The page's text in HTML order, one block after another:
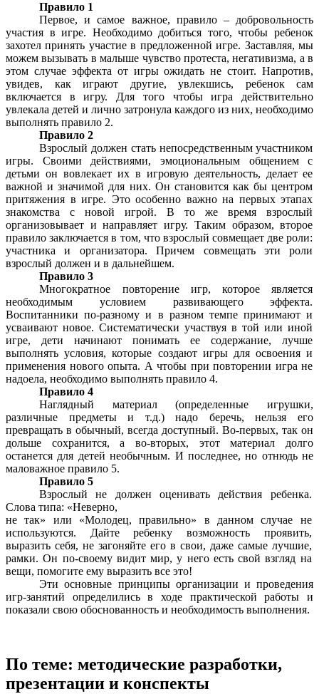
Правило 1
Первое, и самое важное, правило – добровольность
участия в игре. Необходимо добиться того, чтобы ребенок
захотел принять участие в предложенной игре. Заставляя, мы
можем вызывать в малыше чувство протеста, негативизма, а в
этом случае эффекта от игры ожидать не стоит. Напротив,
увидев, как играют другие, увлекшись, ребенок сам
включается в игру. Для того чтобы игра действительно
увлекала детей и лично затронула каждого из них, необходимо
выполнять правило 2.
Правило 2
Взрослый должен стать непосредственным участником
игры. Своими действиями, эмоциональным общением с
детьми он вовлекает их в игровую деятельность, делает ее
важной и значимой для них. Он становится как бы центром
притяжения в игре. Это особенно важно на первых этапах
знакомства с новой игрой. В то же время взрослый
организовывает и направляет игру. Таким образом, второе
правило заключается в том, что взрослый совмещает две роли:
участника и организатора. Причем совмещать эти роли
взрослый должен и в дальнейшем.
Правило 3
Многократное повторение игр, которое является
необходимым условием развивающего эффекта.
Воспитанники по-разному и в разном темпе принимают и
усваивают новое. Систематически участвуя в той или иной
игре, дети начинают понимать ее содержание, лучше
выполнять условия, которые создают игры для освоения и
применения нового опыта. А чтобы при повторении игра не
надоела, необходимо выполнять правило 4.
Правило 4
Наглядный материал (определенные игрушки,
различные предметы и т.д.) надо беречь, нельзя его
превращать в обычный, всегда доступный. Во-первых, так он
дольше сохранится, а во-вторых, этот материал долго
останется для детей необычным. И последнее, но отнюдь не
маловажное правило 5.
Правило 5
Взрослый не должен оценивать действия ребенка.
Слова типа: «Неверно,
не так» или «Молодец, правильно» в данном случае не
используются. Дайте ребенку возможность проявить,
выразить себя, не загоняйте его в свои, даже самые лучшие,
рамки. Он по-своему видит мир, у него есть свой взгляд на
вещи, помогите ему выразить все это!
Эти основные принципы организации и проведения
игр-занятий определились в ходе практической работы и
показали свою обоснованность и необходимость выполнения.
По теме: методические разработки,
презентации и конспекты